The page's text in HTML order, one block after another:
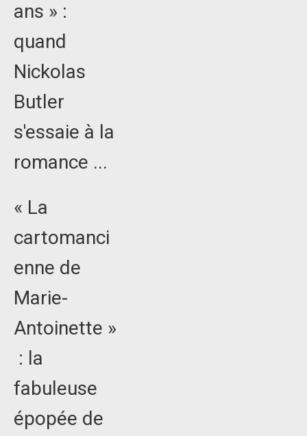
ans » :
quand
Nickolas
Butler
s'essaie à la
romance ...
« La
cartomanci
enne de
Marie-
Antoinette »
: la
fabuleuse
épopée de